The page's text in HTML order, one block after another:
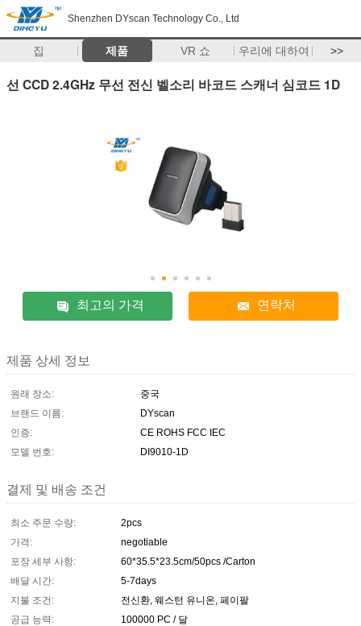
Shenzhen DYscan Technology Co., Ltd
집 제품 VR 쇼 우리에 대하여 >>
선 CCD 2.4GHz 무선 전신 벨소리 바코드 스캐너 심코드 1D
최고의 가격 연락처
제품 상세 정보
원래 장소:
중국
브랜드 이름:
DYscan
인증:
CE ROHS FCC IEC
모델 번호:
DI9010-1D
결제 및 배송 조건
최소 주문 수량:
2pcs
가격:
negotiable
포장 세부 사항:
60*35.5*23.5cm/50pcs /Carton
배달 시간:
5-7days
지불 조건:
전신환, 웨스턴 유니온, 페이팔
공급 능력:
100000 PC / 달